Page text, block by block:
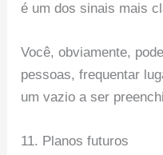
é um dos sinais mais
Você, obviamente,
pessoas, frequentar
um vazio a ser
11. Planos futuros